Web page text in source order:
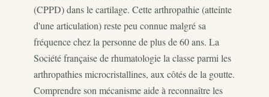
(CPPD) dans le cartilage. Cette arthropathie (atteinte
d'une articulation) reste peu connue malgré sa
fréquence chez la personne de plus de 60 ans. La
Société française de rhumatologie la classe parmi les
arthropathies microcristallines, aux côtés de la goutte.
Comprendre son mécanisme aide à reconnaître les